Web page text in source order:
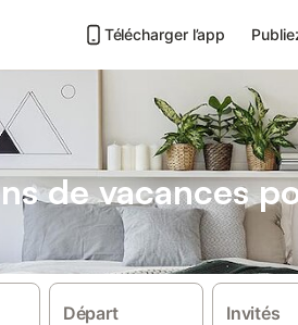
Télécharger l’app
de vacances
Départ Invités